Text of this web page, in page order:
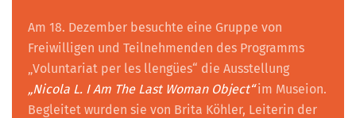
Am 18. Dezember besuchte eine Gruppe von
Freiwilligen und Teilnehmenden des Programms
„Voluntariat per les llengües“ die Ausstellung
„Nicola L. I Am The Last Woman Object“im Museion.
Begleitet wurden sie von Brita Köhler, Leiterin der